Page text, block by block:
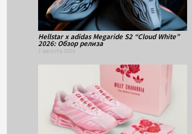
Hellstar x adidas Megaride S2 “Cloud White”
2026: Обзор релиза
7 августа 2026